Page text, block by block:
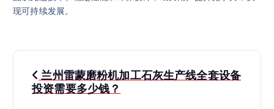
现可持续发展。
文
章
兰州雷蒙磨粉机加工石灰生产线全套设备
投资需要多少钱？